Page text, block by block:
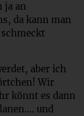
ja an
da kann man
schmeckt
aber ich
Wir
könnt es dann
und